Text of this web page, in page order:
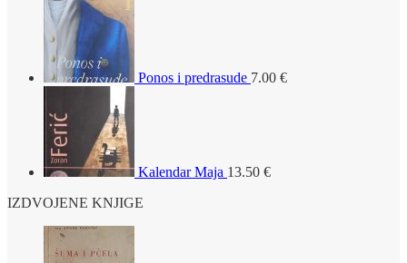
Ponos i predrasude 7.00 €
Kalendar Maja 13.50 €
IZDVOJENE KNJIGE